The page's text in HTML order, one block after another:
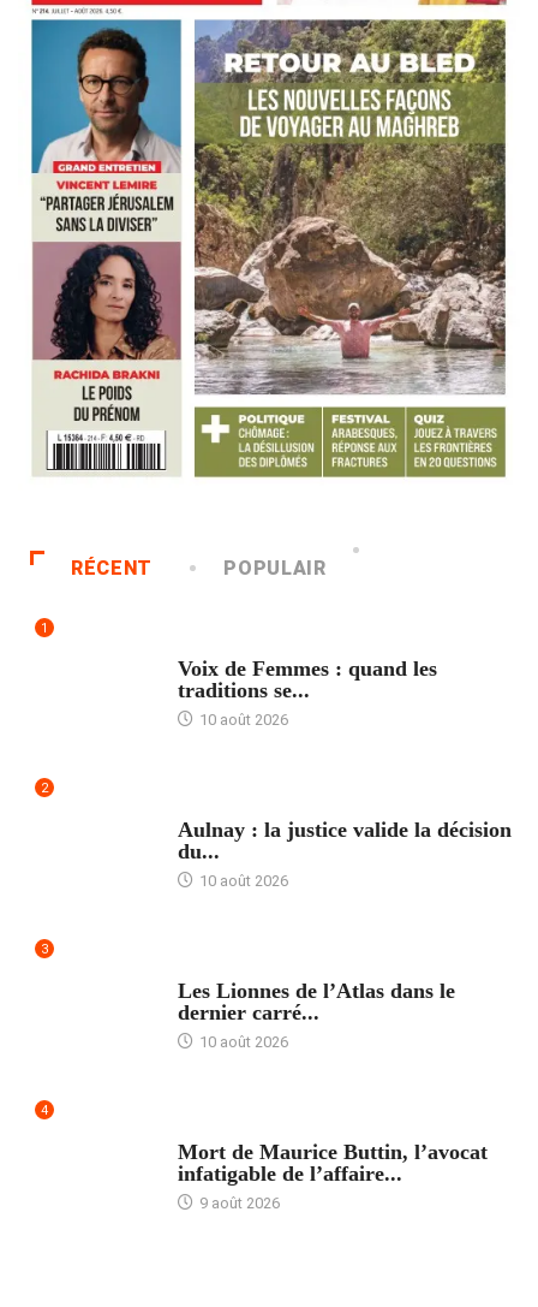
RÉCENT POPULAIR
1
Voix de Femmes : quand les
traditions se...
10 août 2026
2
Aulnay : la justice valide la décision
du...
10 août 2026
3
Les Lionnes de l’Atlas dans le
dernier carré...
10 août 2026
4
Mort de Maurice Buttin, l’avocat
infatigable de l’affaire...
9 août 2026